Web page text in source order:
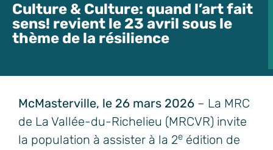
Culture & Culture: quand l’art fait
sens! revient le 23 avril sous le
thème de la résilience
McMasterville, le 26 mars 2026 – La MRC
de La Vallée-du-Richelieu (MRCVR) invite
la population à assister à la 2e édition de